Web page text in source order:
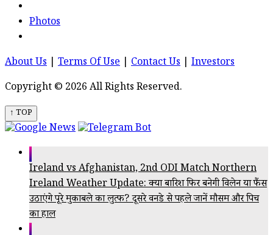
Photos
About Us Terms Of Use Contact Us
Investors
Copyright © 2026 All Rights Reserved.
↑ TOP
Ireland vs Afghanistan, 2nd ODI Match Northern
Ireland Weather Update: क्या बारिश फिर बनेगी विलेन या फैंस
उठाएंगे पूरे मुकाबले का लुत्फ? दूसरे वनडे से पहले जानें मौसम और पिच
का हाल